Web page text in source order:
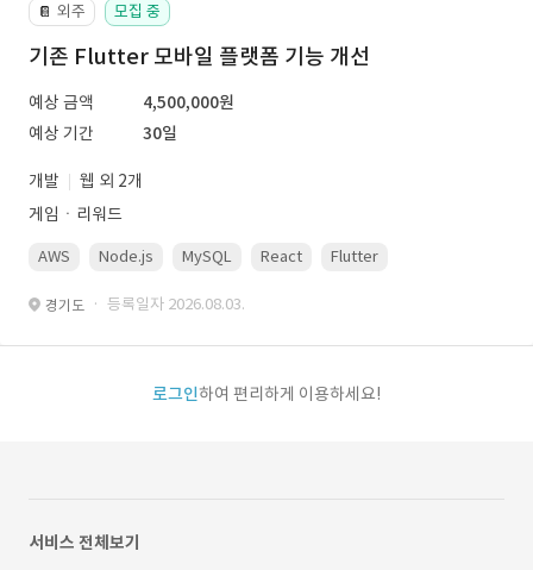
📔 외주 모집 중
기존 Flutter 모바일 플랫폼 기능 개선
예상 금액
4,500,000원
예상 기간
30일
개발
웹 외 2개
게임ㆍ리워드
AWS Node.js MySQL React Flutter
경기도 · 등록일자 2026.08.03.
로그인하여 편리하게 이용하세요!
서비스 전체보기